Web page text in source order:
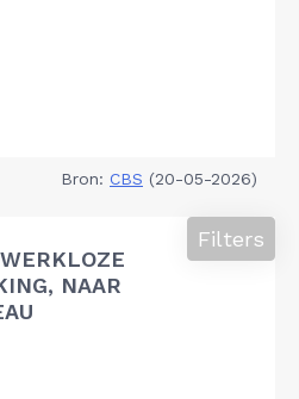
Bron: CBS (20-05-2026)
NAAR
Filters